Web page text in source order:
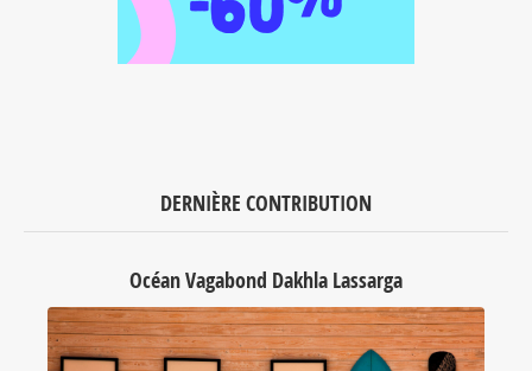
DERNIÈRE CONTRIBUTION
Océan Vagabond Dakhla Lassarga